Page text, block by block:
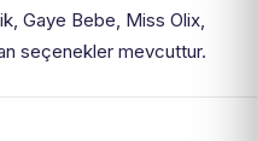
Gaye Bebe, Miss Olix,
seçenekler mevcuttur.